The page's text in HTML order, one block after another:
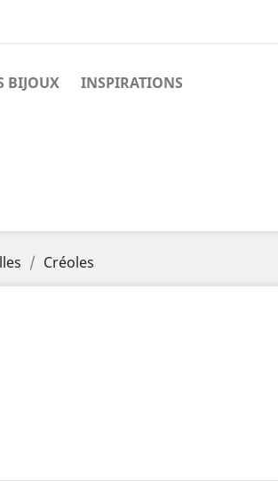
BIJOUX INSPIRATIONS
Créoles